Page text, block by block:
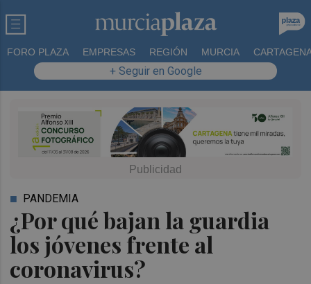
FORO PLAZA EMPRESAS REGIÓN MURCIA
+ Seguir en Google
¿Por qué bajan la guardia
los jóvenes frente al
coronavirus?
PANDEMIA